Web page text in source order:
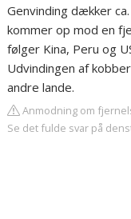
Genvinding dækker
kommer op mod en
følger Kina, Peru og
Udvindingen af
andre lande.
Anmodning om
Se det fulde svar på